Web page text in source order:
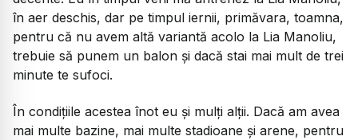
în aer deschis, dar pe timpul iernii, primăvara, toamna,
pentru că nu avem altă variantă acolo la Lia Manoliu,
trebuie să punem un balon și dacă stai mai mult de trei
minute te sufoci.
În condițiile acestea înot eu și mulți alții. Dacă am avea
mai multe bazine, mai multe stadioane și arene, pentru